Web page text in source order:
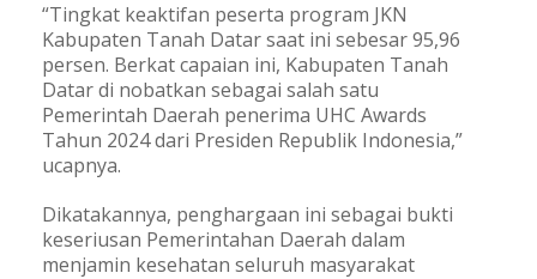
“Tingkat keaktifan peserta program JKN
Kabupaten Tanah Datar saat ini sebesar 95,96
persen. Berkat capaian ini, Kabupaten Tanah
Datar di nobatkan sebagai salah satu
Pemerintah Daerah penerima UHC Awards
Tahun 2024 dari Presiden Republik Indonesia,”
ucapnya.
Dikatakannya, penghargaan ini sebagai bukti
keseriusan Pemerintahan Daerah dalam
menjamin kesehatan seluruh masyarakat